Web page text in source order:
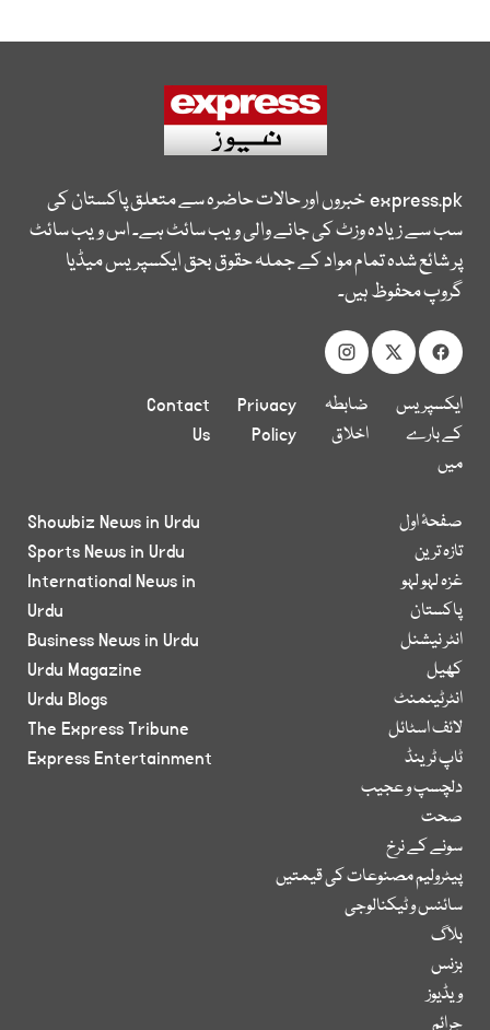
express.pkخبروں اور حالات حاضرہ سے متعلق پاکستان کی
سب سے زیادہ وزٹ کی جانے والی ویب سائٹ ہے۔ اس ویب سائٹ
پر شائع شدہ تمام مواد کے جملہ حقوق بحق ایکسپریس میڈیا
گروپ محفوظ ہیں۔
ایکسپریس
کے بارے
میں
ضابطہ
اخلاق
Privacy
Policy
Contact
Us
صفحۂ اول
تازہ ترین
غزہ لہو لہو
پاکستان
انٹر نیشنل
کھیل
انٹرٹینمنٹ
لائف اسٹائل
ٹاپ ٹرینڈ
دلچسپ و عجیب
صحت
سونے کے نرخ
پیٹرولیم مصنوعات کی قیمتیں
سائنس و ٹیکنالوجی
بلاگ
بزنس
ویڈیوز
جرائم
Showbiz News in Urdu
Sports News in Urdu
International News in
Urdu
Business News in Urdu
Urdu Magazine
Urdu Blogs
The Express Tribune
Express Entertainment